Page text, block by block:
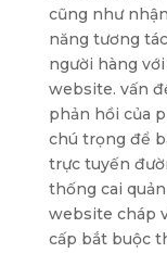
cũng như
năng tương
người hàng
website. vấn
phản hồi của
chú trọng để
trực tuyến
thống cai
website cháp
cấp bắt buộc